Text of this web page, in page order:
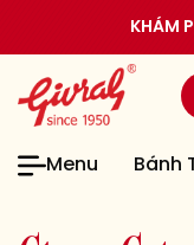
KHÁM
Menu Bánh